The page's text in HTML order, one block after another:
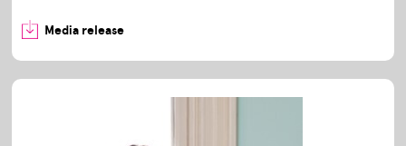
Media release